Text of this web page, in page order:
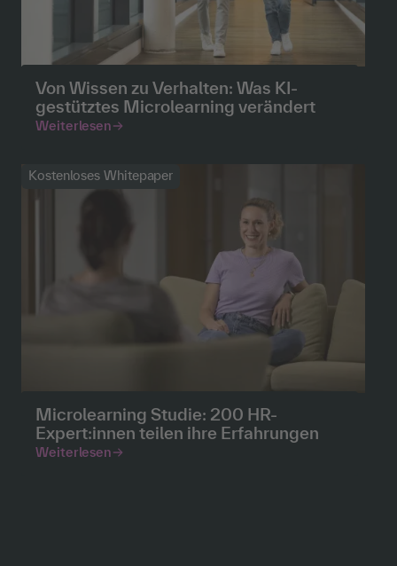
Von Wissen zu Verhalten: Was KI-
gestütztes Microlearning verändert
Weiterlesen
Kostenloses Whitepaper
Microlearning Studie: 200 HR-
Expert:innen teilen ihre Erfahrungen
Weiterlesen